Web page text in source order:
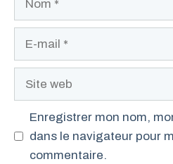
Enregistrer mon nom,
dans le navigateur pour
commentaire.